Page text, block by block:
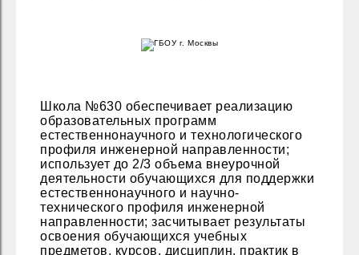
Школа №630 обеспечивает реализацию
образовательных программ
естественнонаучного и технологического
профиля инженерной направленности;
использует до 2/3 объема внеурочной
деятельности обучающихся для поддержки
естественнонаучного и научно-
технического профиля инженерной
направленности; засчитывает результаты
освоения обучающихся учебных
предметов, курсов, дисциплин, практик в